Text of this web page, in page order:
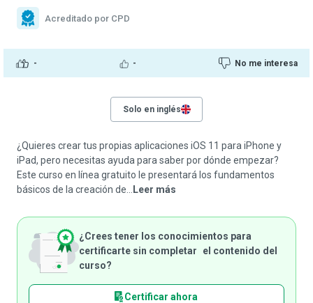
- - No me interesa
Acreditado por CPD
Solo en inglés
¿Quieres crear tus propias aplicaciones iOS 11 para iPhone y
iPad, pero necesitas ayuda para saber por dónde empezar?
Este curso en línea gratuito le presentará los fundamentos
básicos de la creación de...
Leer más
¿Crees tener los conocimientos para
certificarte sin completar el contenido del
curso?
Certificar ahora